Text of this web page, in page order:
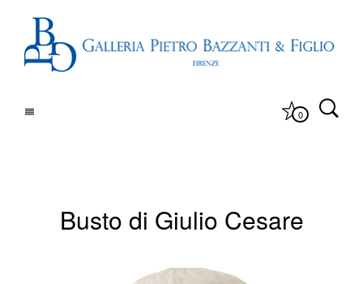
0
Busto di Giulio Cesare